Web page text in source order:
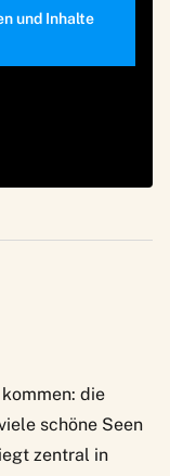
und Inhalte
die
schöne Seen
zentral in